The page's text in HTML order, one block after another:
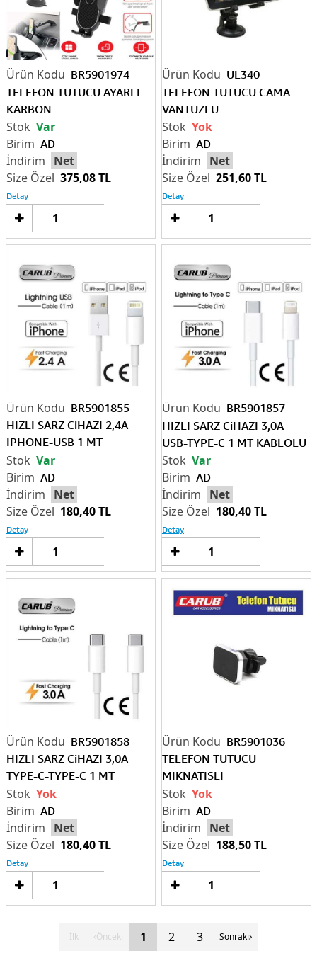
BR5901974
TELEFON TUTUCU AYARLI
KARBON
AD
Net
375,08 TL
Var
Detay
Sepete
UL340
TELEFON TUTUCU CAMA
VANTUZLU
AD
Net
251,60 TL
Yok
Detay
BR5901855
HIZLI SARZ CiHAZI 2,4A
IPHONE-USB 1 MT
KABLOLU
AD
Net
180,40 TL
Var
Detay
Sepete
BR5901857
HIZLI SARZ CiHAZI 3,0A
USB-TYPE-C 1 MT KABLOLU
AD
Net
180,40 TL
Var
Detay
BR5901858
HIZLI SARZ CiHAZI 3,0A
TYPE-C-TYPE-C 1 MT
KABLOLU
AD
Net
180,40 TL
Yok
Detay
Sepete
BR5901036
TELEFON TUTUCU
MIKNATISLI
HAVALANDIRMA
AD
Net
188,50 TL
Yok
Detay
İlk Önceki 1 2 3 Sonraki